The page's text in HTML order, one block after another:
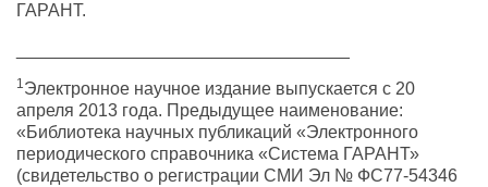
ГАРАНТ.
1Электронное научное издание выпускается с 20
апреля 2013 года. Предыдущее наименование:
«Библиотека научных публикаций «Электронного
периодического справочника «Система ГАРАНТ»
(свидетельство о регистрации СМИ Эл № ФС77-54346